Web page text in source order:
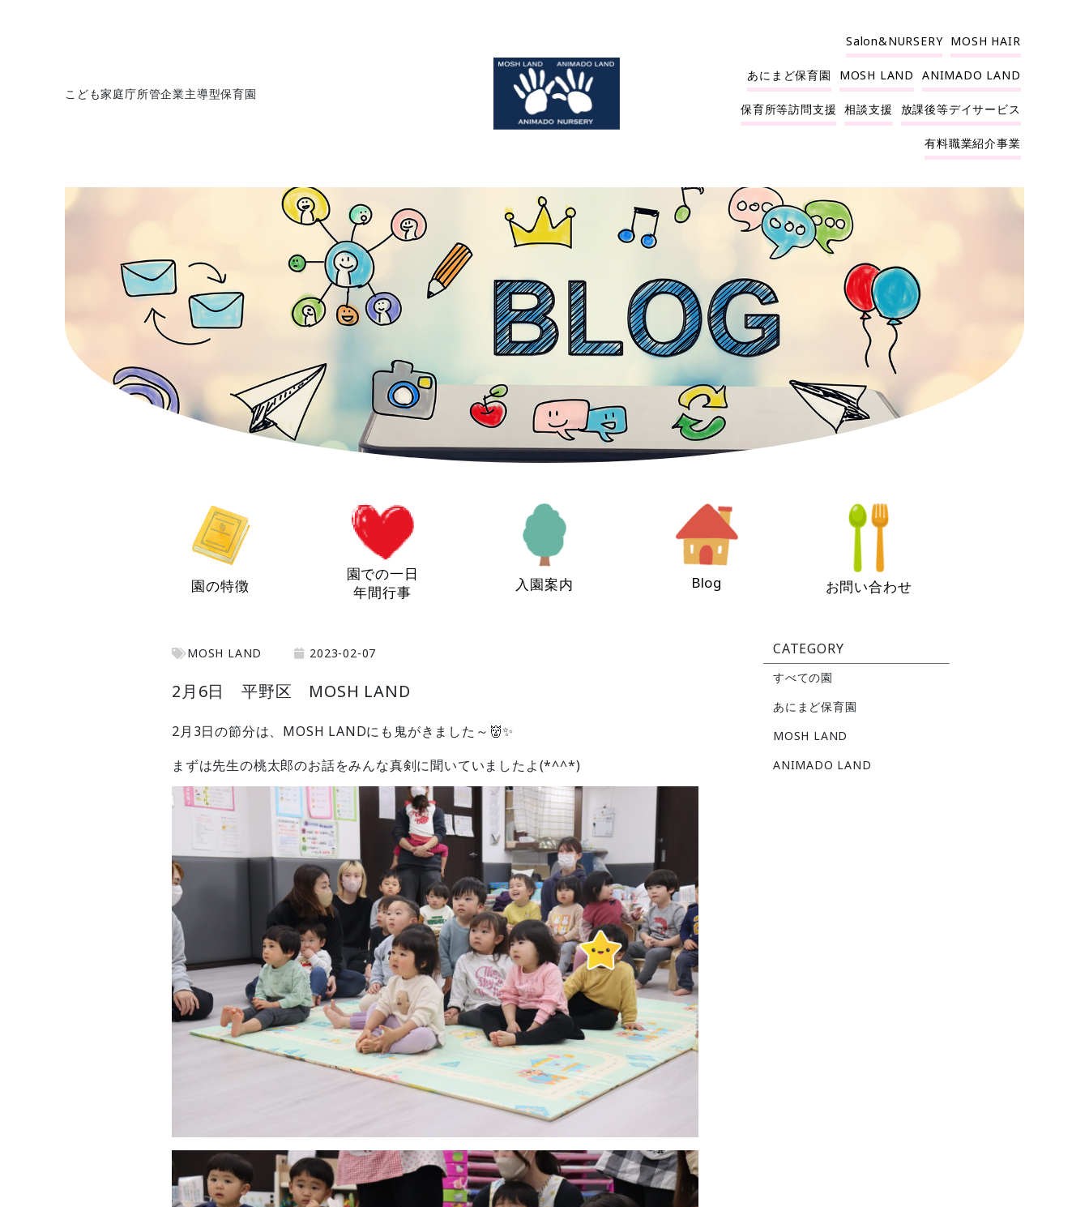
こども家庭庁所管企業主導型保育園
Salon&NURSERY MOSH HAIR
あにまど保育園 MOSH LAND ANIMADO LAND
保育所等訪問支援 相談支援 放課後等デイサービス
有料職業紹介事業
園の特徴
園での一日
年間行事
入園案内 Blog お問い合わせ
MOSH LAND 2023-02-07
2月6日 平野区 MOSH LAND
2月3日の節分は、MOSH LANDにも鬼がきました～👹✨
まずは先生の桃太郎のお話をみんな真剣に聞いていましたよ(*^^*)
CATEGORY
すべての園
あにまど保育園
MOSH LAND
ANIMADO LAND